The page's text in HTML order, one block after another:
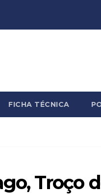
FICHA TÉCNICA
Troço